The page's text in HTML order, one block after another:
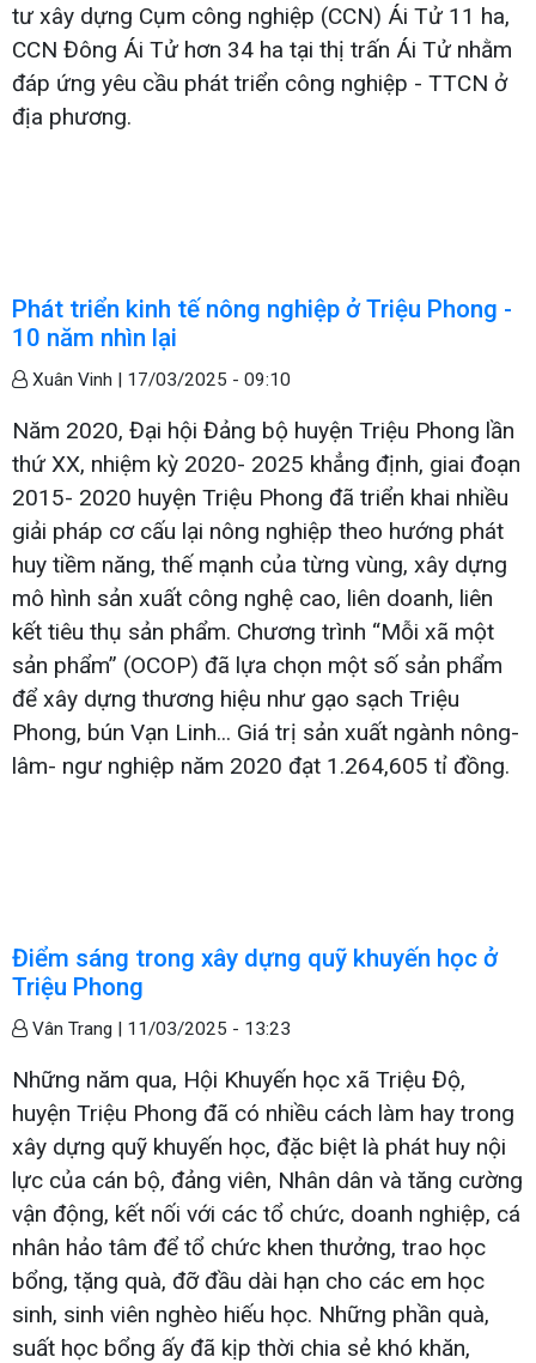
tư xây dựng Cụm công nghiệp (CCN) Ái Tử 11 ha,
CCN Đông Ái Tử hơn 34 ha tại thị trấn Ái Tử nhằm
đáp ứng yêu cầu phát triển công nghiệp - TTCN ở
địa phương.
Phát triển kinh tế nông nghiệp ở Triệu Phong -
10 năm nhìn lại
Xuân Vinh | 17/03/2025 - 09:10
Năm 2020, Đại hội Đảng bộ huyện Triệu Phong lần
thứ XX, nhiệm kỳ 2020- 2025 khẳng định, giai đoạn
2015- 2020 huyện Triệu Phong đã triển khai nhiều
giải pháp cơ cấu lại nông nghiệp theo hướng phát
huy tiềm năng, thế mạnh của từng vùng, xây dựng
mô hình sản xuất công nghệ cao, liên doanh, liên
kết tiêu thụ sản phẩm. Chương trình “Mỗi xã một
sản phẩm” (OCOP) đã lựa chọn một số sản phẩm
để xây dựng thương hiệu như gạo sạch Triệu
Phong, bún Vạn Linh... Giá trị sản xuất ngành nông-
lâm- ngư nghiệp năm 2020 đạt 1.264,605 tỉ đồng.
Điểm sáng trong xây dựng quỹ khuyến học ở
Triệu Phong
Vân Trang | 11/03/2025 - 13:23
Những năm qua, Hội Khuyến học xã Triệu Độ,
huyện Triệu Phong đã có nhiều cách làm hay trong
xây dựng quỹ khuyến học, đặc biệt là phát huy nội
lực của cán bộ, đảng viên, Nhân dân và tăng cường
vận động, kết nối với các tổ chức, doanh nghiệp, cá
nhân hảo tâm để tổ chức khen thưởng, trao học
bổng, tặng quà, đỡ đầu dài hạn cho các em học
sinh, sinh viên nghèo hiếu học. Những phần quà,
suất học bổng ấy đã kịp thời chia sẻ khó khăn,